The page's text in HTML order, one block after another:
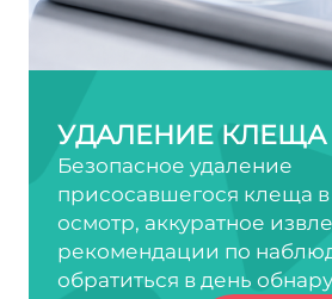
УДАЛЕНИЕ КЛЕЩА
Безопасное удаление
присосавшегося клеща
осмотр, аккуратное
рекомендации по
обратиться в день